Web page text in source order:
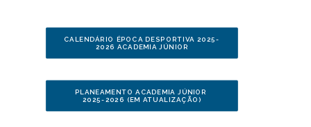
CALENDÁRIO ÉPOCA DESPORTIVA 2025-
2026 ACADEMIA JÚNIOR
PLANEAMENTO ACADEMIA JÚNIOR
2025-2026 (EM ATUALIZAÇÃO)